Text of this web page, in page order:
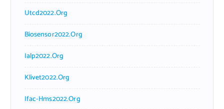
Utcd2022.org
Biosensor2022.org
Ialp2022.org
Klivet2022.org
Ifac-Hms2022.org